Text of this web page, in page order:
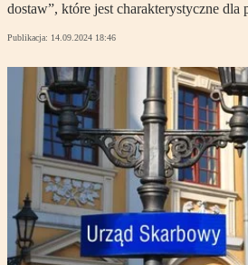
dostaw”, które jest charakterystyczne dla
Publikacja: 14.09.2024 18:46